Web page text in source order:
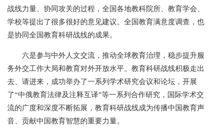
战线力量、协同攻关的过程，全国各地教科院所、教育学会、
学校等提出了很多很好的意见建议。全国教育满意度调查，也
是协同全国教育科研战线的成果。
六是参与中外人文交流，推动全球教育治理，稳步提升服
务外交工作大局和教育对外开放水平。教育科研战线积极走出
去、请进来，成功举办了一系列学术研究会议和论坛，开展
了“中俄教育法律及注释互译”等一系列合作研究，国际学术交
流的广度和深度不断拓展，教育科研战线成为传播中国教育声
音、贡献中国教育智慧的重要力量。